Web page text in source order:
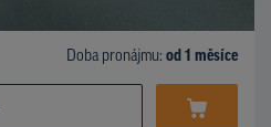
Doba pronájmu: od 1 měsíce